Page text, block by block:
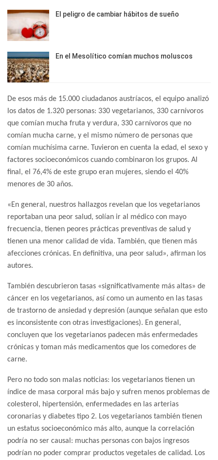
El peligro de cambiar hábitos de sueño
En el Mesolítico comían muchos moluscos
De esos más de 15.000 ciudadanos austríacos, el equipo analizó
los datos de 1.320 personas: 330 vegetarianos, 330 carnívoros
que comían mucha fruta y verdura, 330 carnívoros que no
comían mucha carne, y el mismo número de personas que
comían muchísima carne. Tuvieron en cuenta la edad, el sexo y
factores socioeconómicos cuando combinaron los grupos. Al
final, el 76,4% de este grupo eran mujeres, siendo el 40%
menores de 30 años.
«En general, nuestros hallazgos revelan que los vegetarianos
reportaban una peor salud, solían ir al médico con mayo
frecuencia, tienen peores prácticas preventivas de salud y
tienen una menor calidad de vida. También, que tienen más
afecciones crónicas. En definitiva, una peor salud», afirman los
autores.
También descubrieron tasas «significativamente más altas» de
cáncer en los vegetarianos, así como un aumento en las tasas
de trastorno de ansiedad y depresión (aunque señalan que esto
es inconsistente con otras investigaciones). En general,
concluyen que los vegetarianos padecen más enfermedades
crónicas y toman más medicamentos que los comedores de
carne.
Pero no todo son malas noticias: los vegetarianos tienen un
índice de masa corporal más bajo y sufren menos problemas de
colesterol, hipertensión, enfermedades en las arterias
coronarias y diabetes tipo 2. Los vegetarianos también tienen
un estatus socioeconómico más alto, aunque la correlación
podría no ser causal: muchas personas con bajos ingresos
podrían no poder comprar productos vegetales de calidad. Los